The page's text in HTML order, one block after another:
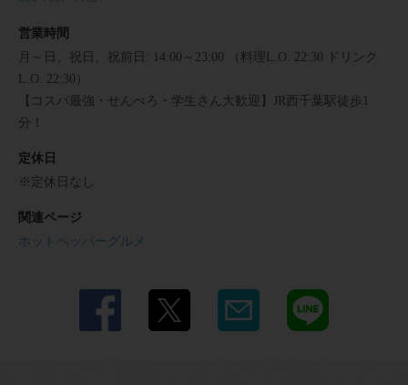
営業時間
月～日、祝日、祝前日: 14:00～23:00 （料理L.O. 22:30 ドリンク
L.O. 22:30）
【コスパ最強・せんべろ・学生さん大歓迎】JR西千葉駅徒歩1
分！
定休日
※定休日なし
関連ページ
ホットペッパーグルメ